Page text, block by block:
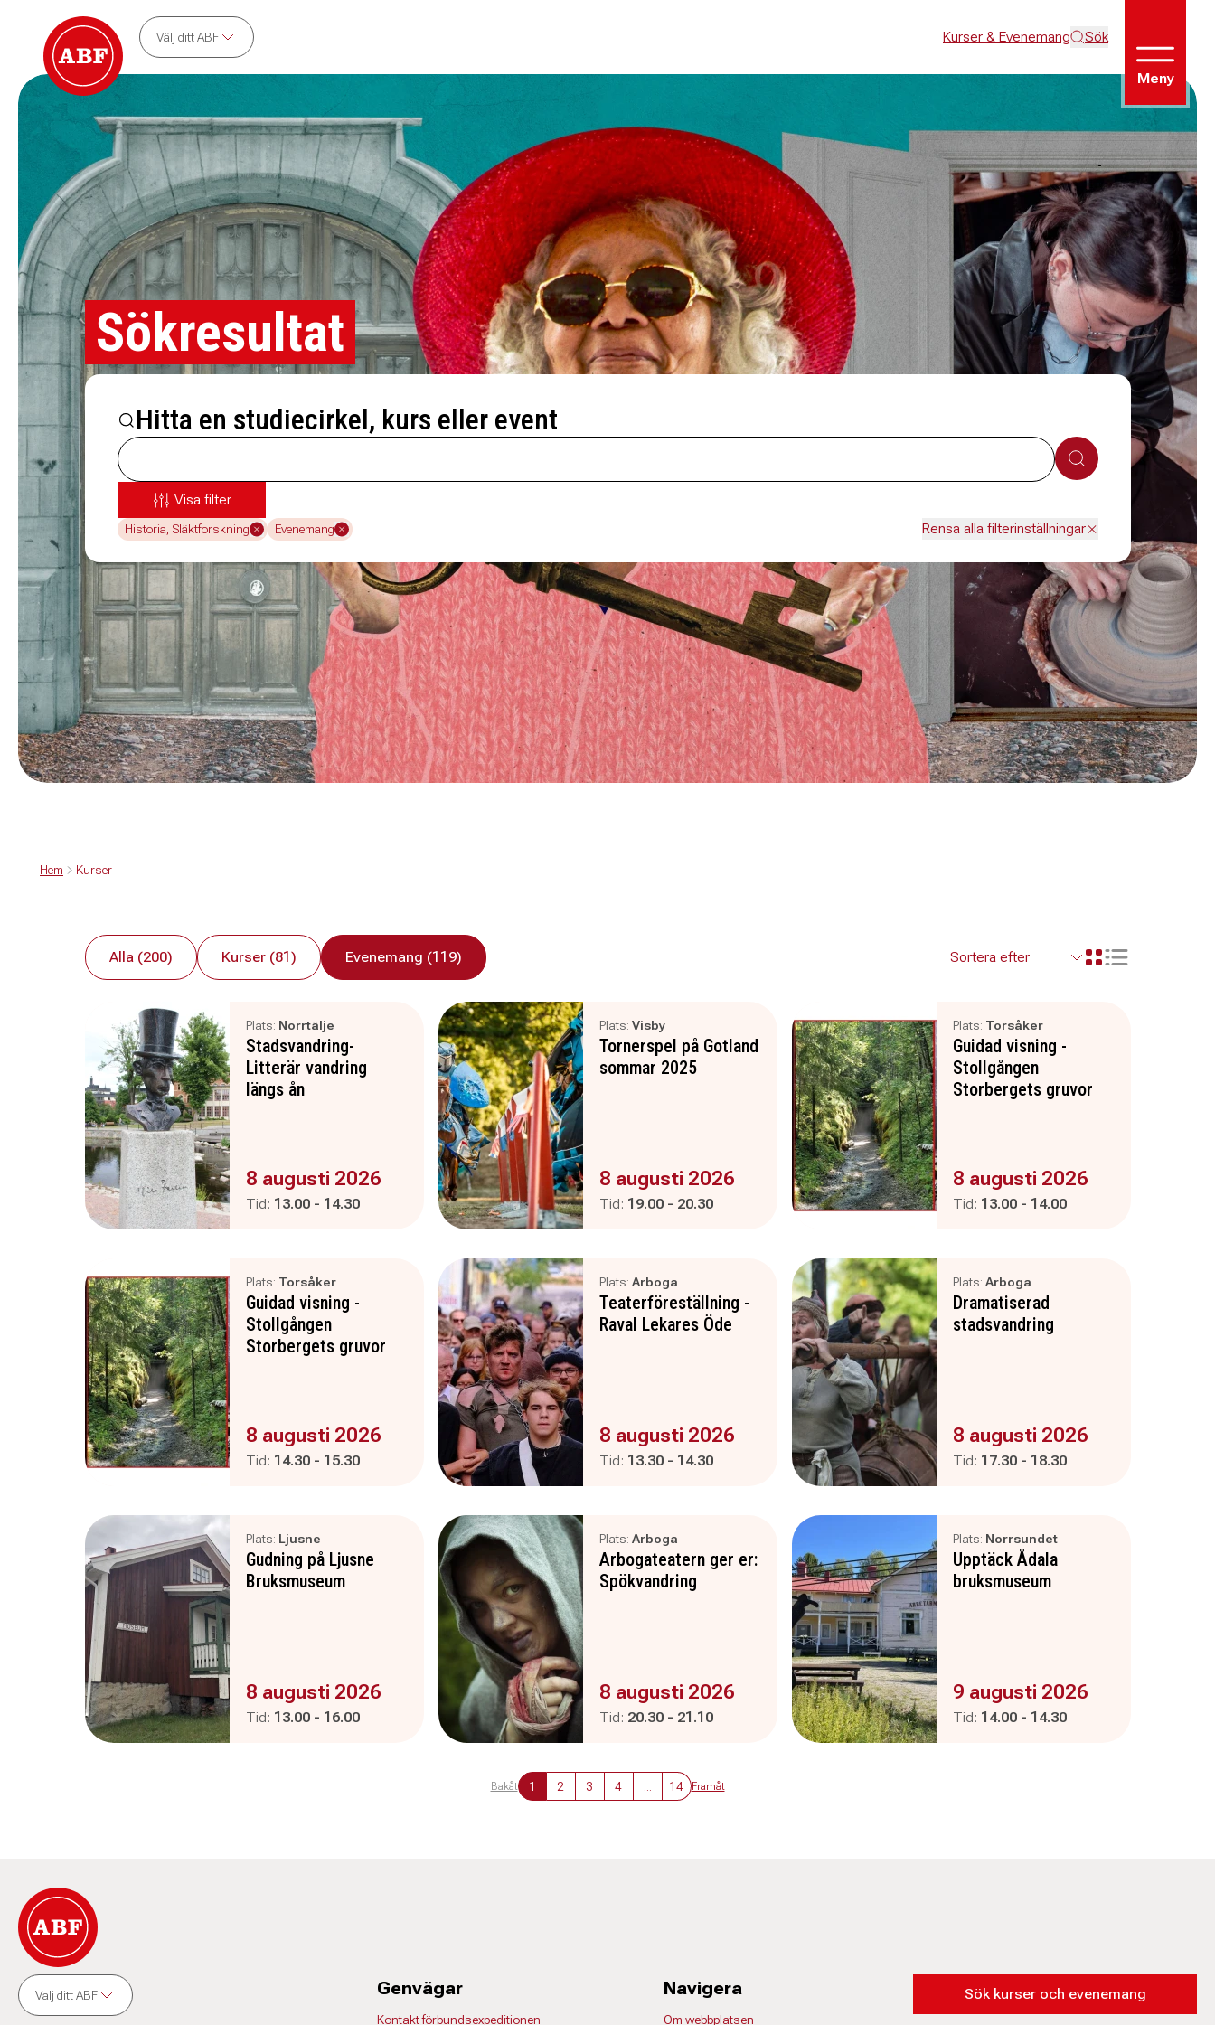
Välj ditt ABF Kurser & Evenemang Sök
Meny
Sökresultat
Hitta en studiecirkel, kurs eller event
Sök
Visa filter
Historia, Släktforskning Evenemang Rensa alla filterinställningar
Hem Kurser
Alla (200) Kurser (81) Evenemang (119) Visa resultaten i ett
Visa resultaten
Plats: Norrtälje
Stadsvandring-
Litterär vandring
längs ån
Evenemanget är :
8 augusti 2026
Tid: Pågår mellan
13.00 - och
14.30
Plats: Visby
Tornerspel på Gotland
sommar 2025
Evenemanget är :
8 augusti 2026
Tid: Pågår mellan
19.00 - och
20.30
Plats: Torsåker
Guidad visning -
Stollgången
Storbergets gruvor
Evenemanget är :
8 augusti 2026
Tid: Pågår mellan
13.00 - och
14.00
Plats: Torsåker
Guidad visning -
Stollgången
Storbergets gruvor
Evenemanget är :
8 augusti 2026
Tid: Pågår mellan
14.30 - och
15.30
Plats: Arboga
Teaterföreställning -
Raval Lekares Öde
Evenemanget är :
8 augusti 2026
Tid: Pågår mellan
13.30 - och
14.30
Plats: Arboga
Dramatiserad
stadsvandring
Evenemanget är :
8 augusti 2026
Tid: Pågår mellan
17.30 - och
18.30
Plats: Ljusne
Gudning på Ljusne
Bruksmuseum
Evenemanget är :
8 augusti 2026
Tid: Pågår mellan
13.00 - och
16.00
Plats: Arboga
Arbogateatern ger er:
Spökvandring
Evenemanget är :
8 augusti 2026
Tid: Pågår mellan
20.30 - och
21.10
Plats: Norrsundet
Upptäck Ådala
bruksmuseum
Evenemanget är :
9 augusti 2026
Tid: Pågår mellan
14.00 - och
14.30
Bakåt 1 2 3 4 14 Framåt
Välj ditt ABF Genvägar
Kontakt förbundsexpeditionen
Navigera
Om webbplatsen
Sök kurser och evenemang